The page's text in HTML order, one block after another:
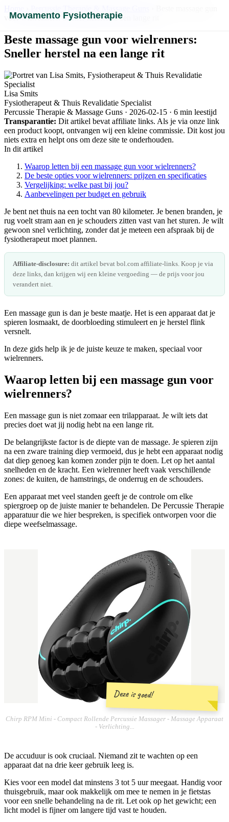
Movamento Fysiotherapie
voor wielrenners: Sneller herstel na een lange rit
Beste massage gun voor wielrenners:
Sneller herstel na een lange rit
Lisa Smits
Fysiotherapeut & Thuis Revalidatie Specialist
Percussie Therapie & Massage Guns · 2026-02-15 · 6 min leestijd
Transparantie: Dit artikel bevat affiliate links. Als je via onze link
een product koopt, ontvangen wij een kleine commissie. Dit kost jou
niets extra en helpt ons om deze site te onderhouden.
In dit artikel
Waarop letten bij een massage gun voor wielrenners?
De beste opties voor wielrenners: prijzen en specificaties
Vergelijking: welke past bij jou?
Aanbevelingen per budget en gebruik
Je bent net thuis na een tocht van 80 kilometer. Je benen branden, je
rug voelt stram aan en je schouders zitten vast van het sturen. Je wilt
gewoon snel verlichting, zonder dat je meteen een afspraak bij de
fysiotherapeut moet plannen.
Affiliate-disclosure: dit artikel bevat bol.com affiliate-links. Koop je via
deze links, dan krijgen wij een kleine vergoeding — de prijs voor jou
verandert niet.
Een massage gun is dan je beste maatje. Het is een apparaat dat je
spieren losmaakt, de doorbloeding stimuleert en je herstel flink
versnelt.
In deze gids help ik je de juiste keuze te maken, speciaal voor
wielrenners.
Waarop letten bij een massage gun voor
wielrenners?
Een massage gun is niet zomaar een trilapparaat. Je wilt iets dat
precies doet wat jij nodig hebt na een lange rit.
De belangrijkste factor is de diepte van de massage. Je spieren zijn
na een zware training diep vermoeid, dus je hebt een apparaat nodig
dat diep genoeg kan komen zonder pijn te doen. Let op het aantal
snelheden en de kracht. Een wielrenner heeft vaak verschillende
zones: de kuiten, de hamstrings, de onderrug en de schouders.
Een apparaat met veel standen geeft je de controle om elke
spiergroep op de juiste manier te behandelen. De Percussie Therapie
apparatuur die we hier bespreken, is specifiek ontworpen voor die
diepe weefselmassage.
Deze is goed!
Chirp RPM Mini - Compact Rollende Percussie Massager - Massage Apparaat
- Verlichting...
De accuduur is ook cruciaal. Niemand zit te wachten op een
apparaat dat na drie keer gebruik leeg is.
Kies voor een model dat minstens 3 tot 5 uur meegaat. Handig voor
thuisgebruik, maar ook makkelijk om mee te nemen in je fietstas
voor een snelle behandeling na de rit. Let ook op het gewicht; een
licht model is fijner om langere tijd vast te houden.